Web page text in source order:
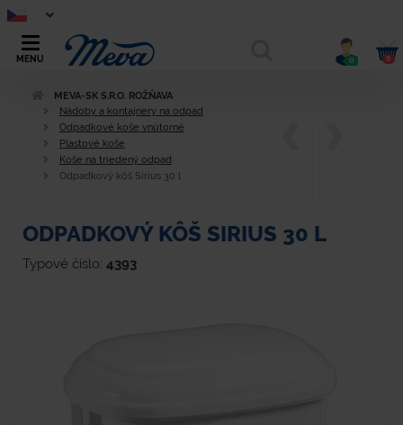
MENU 0 0
MEVA-SK S.R.O. ROŽŇAVA
Nádoby a kontajnery na odpad
Odpadkové koše vnútorné
Plastové koše
Koše na triedený odpad
Odpadkový kôš Sirius 30 l
ODPADKOVÝ KÔŠ SIRIUS 30 L
Typové číslo: 4393